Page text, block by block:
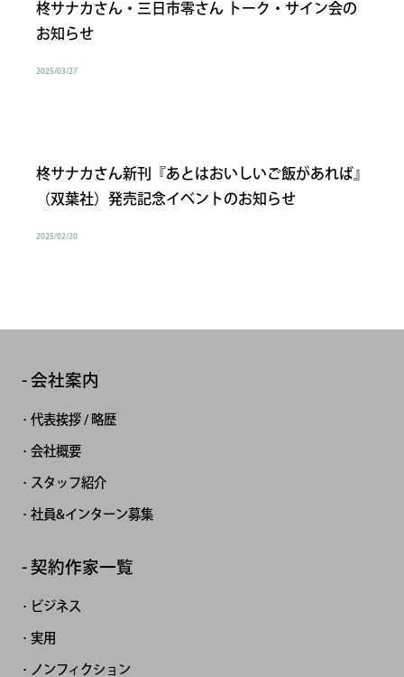
柊サナカさん・三日市零さん トーク・サイン会の
お知らせ
2025/03/27
柊サナカさん新刊『あとはおいしいご飯があれば』
（双葉社）発売記念イベントのお知らせ
2025/02/20
会社案内
代表挨拶 / 略歴
会社概要
スタッフ紹介
社員&インターン募集
契約作家一覧
ビジネス
実用
ノンフィクション